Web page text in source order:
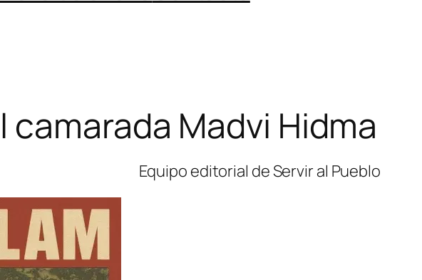
Madvi Hidma
Equipo editorial de Servir al Pueblo